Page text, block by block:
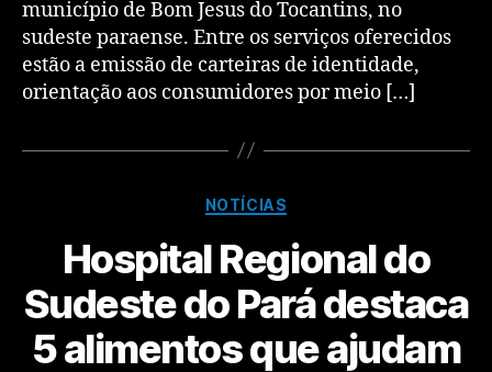
município de Bom Jesus do Tocantins, no
sudeste paraense. Entre os serviços oferecidos
estão a emissão de carteiras de identidade,
orientação aos consumidores por meio […]
NOTÍCIAS
Hospital Regional do
Sudeste do Pará destaca
5 alimentos que ajudam